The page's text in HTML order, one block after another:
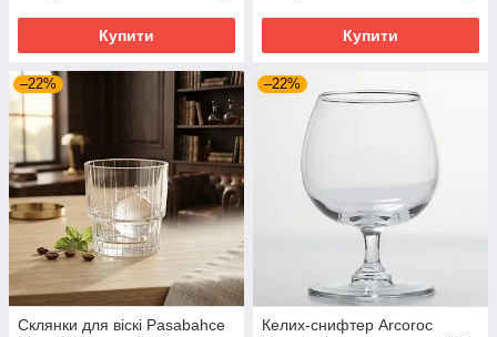
Купити Купити
–22%
Склянки для віскі Pasabahce
–22%
Келих-снифтер Arcoroc